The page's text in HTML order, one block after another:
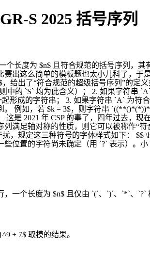
S 2025 括号序列
个长度为 $n$ 且符合规范的括号序列，
出这么简单的模板题也太小儿科了，于
给出了“符合规范的超级括号序列”的
中的 `S` 均为此含义）； 2. 如果字符串
形成的字符串； 3. 如果字符串 `A` 为符
。 例如，若 $k = 3$，则字符串
这是 2021 年 CSP 的事了，四年过去，
满足轴对称的性质，则它可以被称作“
扰，规定这三种符号的字体样式如下：
位置的字符尚未确定（用 `?` 表示）。
一个长度为 $n$ 且仅由 `(`、`)`、`*`、`?`
+ 7$ 取模的结果。